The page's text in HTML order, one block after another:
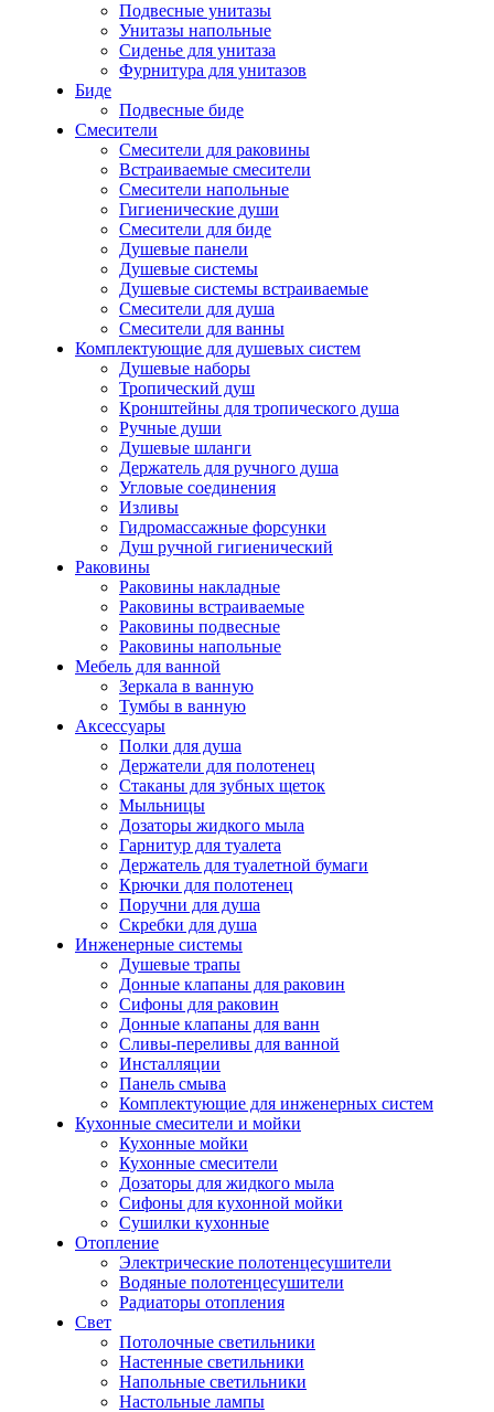
Подвесные унитазы
Унитазы напольные
Сиденье для унитаза
Фурнитура для унитазов
Биде
Подвесные биде
Cмесители
Смесители для раковины
Встраиваемые смесители
Смесители напольные
Гигиенические души
Смесители для биде
Душевые панели
Душевые системы
Душевые системы встраиваемые
Смесители для душа
Смесители для ванны
Комплектующие для душевых систем
Душевые наборы
Тропический душ
Кронштейны для тропического душа
Ручные души
Душевые шланги
Держатель для ручного душа
Угловые соединения
Изливы
Гидромассажные форсунки
Душ ручной гигиенический
Раковины
Раковины накладные
Раковины встраиваемые
Раковины подвесные
Раковины напольные
Мебель для ванной
Зеркала в ванную
Тумбы в ванную
Аксессуары
Полки для душа
Держатели для полотенец
Стаканы для зубных щеток
Мыльницы
Дозаторы жидкого мыла
Гарнитур для туалета
Держатель для туалетной бумаги
Крючки для полотенец
Поручни для душа
Скребки для душа
Инженерные системы
Душевые трапы
Донные клапаны для раковин
Сифоны для раковин
Донные клапаны для ванн
Сливы-переливы для ванной
Инсталляции
Панель смыва
Комплектующие для инженерных систем
Кухонные смесители и мойки
Кухонные мойки
Кухонные смесители
Дозаторы для жидкого мыла
Сифоны для кухонной мойки
Сушилки кухонные
Отопление
Электрические полотенцесушители
Водяные полотенцесушители
Радиаторы отопления
Свет
Потолочные светильники
Настенные светильники
Напольные светильники
Настольные лампы